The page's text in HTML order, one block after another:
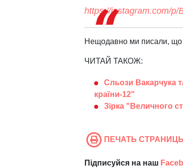
https://instagram.com/p/
Нещодавно ми писали, що
ЧИТАЙ ТАКОЖ:
Сльози Вакарчука
країни-12"
Зірка "Величного
ПЕЧАТЬ СТРАНИЦЫ
Підписуйся на наш